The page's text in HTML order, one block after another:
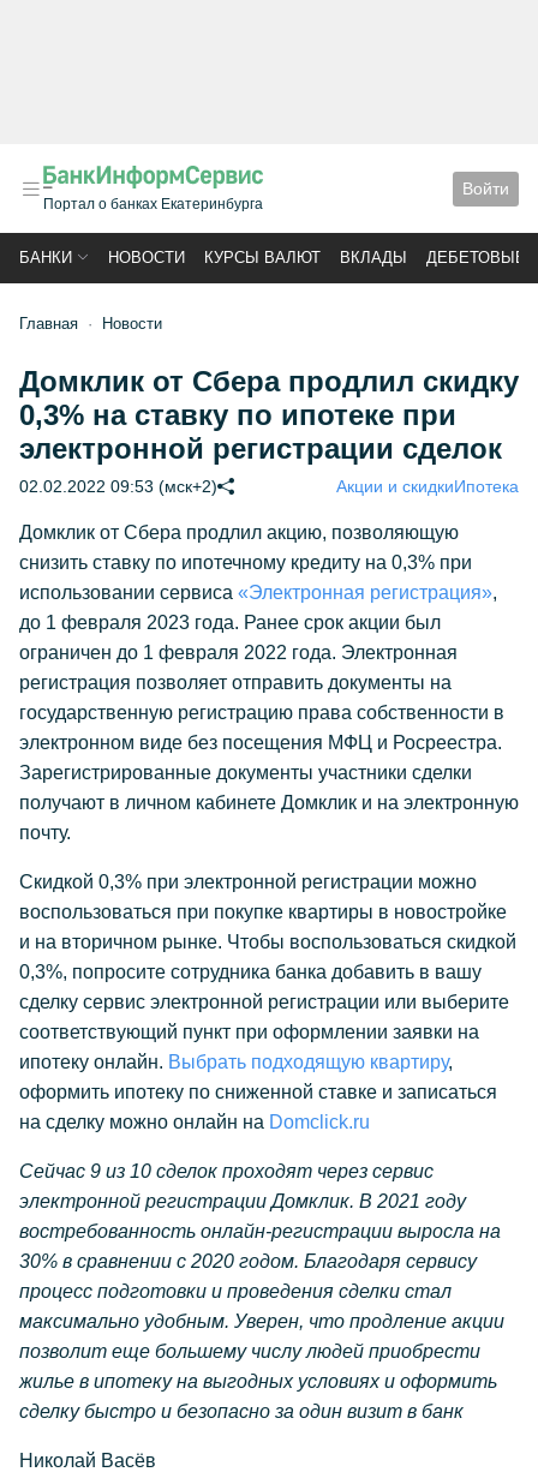
Портал о банках Екатеринбурга
Войти
БАНКИ НОВОСТИ КУРСЫ ВАЛЮТ ВКЛАДЫ ДЕБЕТОВЫЕ
Главная Новости
Домклик от Сбера продлил скидку
0,3% на ставку по ипотеке при
электронной регистрации сделок
02.02.2022 09:53 (мск+2) Акции и скидкиИпотека
Домклик от Сбера продлил акцию, позволяющую
снизить ставку по ипотечному кредиту на 0,3% при
использовании сервиса «Электронная регистрация»,
до 1 февраля 2023 года. Ранее срок акции был
ограничен до 1 февраля 2022 года. Электронная
регистрация позволяет отправить документы на
государственную регистрацию права собственности в
электронном виде без посещения МФЦ и Росреестра.
Зарегистрированные документы участники сделки
получают в личном кабинете Домклик и на электронную
почту.
Скидкой 0,3% при электронной регистрации можно
воспользоваться при покупке квартиры в новостройке
и на вторичном рынке. Чтобы воспользоваться скидкой
0,3%, попросите сотрудника банка добавить в вашу
сделку сервис электронной регистрации или выберите
соответствующий пункт при оформлении заявки на
ипотеку онлайн. Выбрать подходящую квартиру,
оформить ипотеку по сниженной ставке и записаться
на сделку можно онлайн на Domсlick.ru
Сейчас 9 из 10 сделок проходят через сервис
электронной регистрации Домклик. В 2021 году
востребованность онлайн-регистрации выросла на
30% в сравнении с 2020 годом. Благодаря сервису
процесс подготовки и проведения сделки стал
максимально удобным. Уверен, что продление акции
позволит еще большему числу людей приобрести
жилье в ипотеку на выгодных условиях и оформить
сделку быстро и безопасно за один визит в банк
Николай Васёв